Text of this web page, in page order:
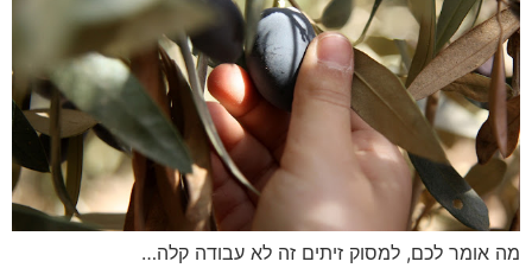
מה אומר לכם, למסוק זיתים זה לא עבודה קלה…